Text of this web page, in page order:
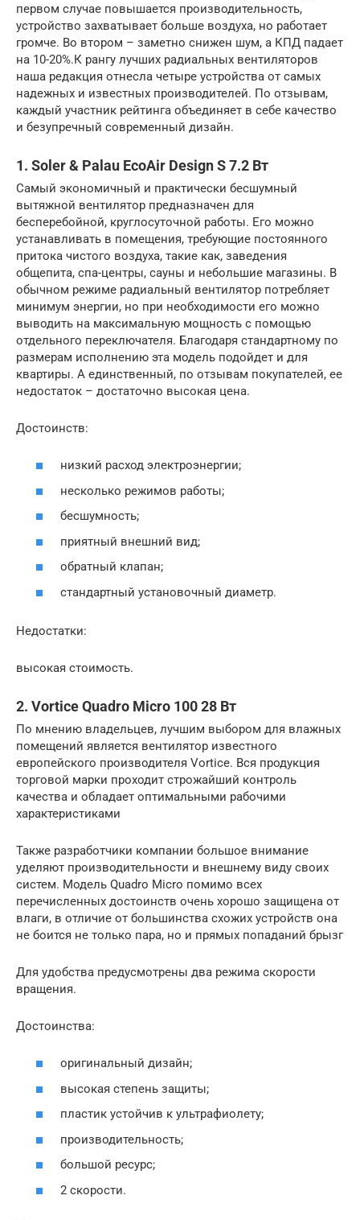
первом случае повышается производительность,
устройство захватывает больше воздуха, но работает
громче. Во втором – заметно снижен шум, а КПД падает
на 10-20%.К рангу лучших радиальных вентиляторов
наша редакция отнесла четыре устройства от самых
надежных и известных производителей. По отзывам,
каждый участник рейтинга объединяет в себе качество
и безупречный современный дизайн.
1. Soler & Palau EcoAir Design S 7.2 Вт
Самый экономичный и практически бесшумный
вытяжной вентилятор предназначен для
бесперебойной, круглосуточной работы. Его можно
устанавливать в помещения, требующие постоянного
притока чистого воздуха, такие как, заведения
общепита, спа-центры, сауны и небольшие магазины. В
обычном режиме радиальный вентилятор потребляет
минимум энергии, но при необходимости его можно
выводить на максимальную мощность с помощью
отдельного переключателя. Благодаря стандартному по
размерам исполнению эта модель подойдет и для
квартиры. А единственный, по отзывам покупателей, ее
недостаток – достаточно высокая цена.
Достоинств:
низкий расход электроэнергии;
несколько режимов работы;
бесшумность;
приятный внешний вид;
обратный клапан;
стандартный установочный диаметр.
Недостатки:
высокая стоимость.
2. Vortice Quadro Micro 100 28 Вт
По мнению владельцев, лучшим выбором для влажных
помещений является вентилятор известного
европейского производителя Vortice. Вся продукция
торговой марки проходит строжайший контроль
качества и обладает оптимальными рабочими
характеристиками
Также разработчики компании большое внимание
уделяют производительности и внешнему виду своих
систем. Модель Quadro Micro помимо всех
перечисленных достоинств очень хорошо защищена от
влаги, в отличие от большинства схожих устройств она
не боится не только пара, но и прямых попаданий брызг
Для удобства предусмотрены два режима скорости
вращения.
Достоинства:
оригинальный дизайн;
высокая степень защиты;
пластик устойчив к ультрафиолету;
производительность;
большой ресурс;
2 скорости.